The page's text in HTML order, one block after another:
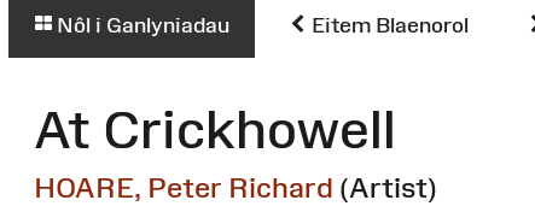
Nôl i Ganlyniadau Eitem Blaenorol
At Crickhowell
HOARE, Peter Richard (Artist)